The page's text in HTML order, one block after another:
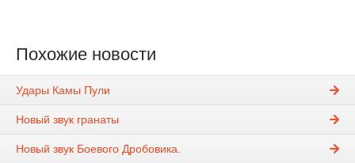
Похожие новости
Удары Камы Пули
Новый звук гранаты
Новый звук Боевого Дробовика.